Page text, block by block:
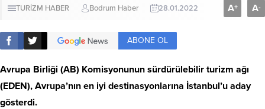
TURİZM HABER Bodrum Haber 28.01.2022 A+ A-
ABONE OL
Avrupa Birliği (AB) Komisyonunun sürdürülebilir turizm ağı
(EDEN), Avrupa’nın en iyi destinasyonlarına İstanbul’u aday
gösterdi.